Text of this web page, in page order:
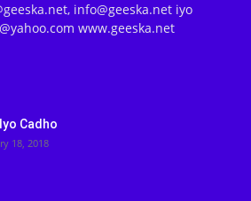
info@geeska.net iyo
www.geeska.net
Cadho
18, 2018